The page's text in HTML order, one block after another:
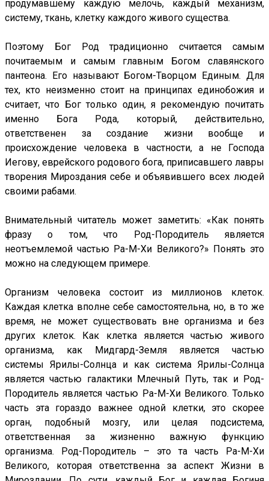
продумавшему каждую мелочь, каждый механизм,
систему, ткань, клетку каждого живого существа.
Поэтому Бог Род традиционно считается самым
почитаемым и самым главным Богом славянского
пантеона. Его называют Богом-Творцом Единым. Для
тех, кто неизменно стоит на принципах единобожия и
считает, что Бог только один, я рекомендую почитать
именно Бога Рода, который, действительно,
ответственен за создание жизни вообще и
происхождение человека в частности, а не Господа
Иегову, еврейского родового бога, приписавшего лавры
творения Мироздания себе и объявившего всех людей
своими рабами.
Внимательный читатель может заметить: «Как понять
фразу о том, что Род-Породитель является
неотъемлемой частью Ра-М-Хи Великого?» Понять это
можно на следующем примере.
Организм человека состоит из миллионов клеток.
Каждая клетка вполне себе самостоятельна, но, в то же
время, не может существовать вне организма и без
других клеток. Как клетка является частью живого
организма, как Мидгард-Земля является частью
системы Ярилы-Солнца и как система Ярилы-Солнца
является частью галактики Млечный Путь, так и Род-
Породитель является частью Ра-М-Хи Великого. Только
часть эта гораздо важнее одной клетки, это скорее
орган, подобный мозгу, или целая подсистема,
ответственная за жизненно важную функцию
организма. Род-Породитель – это та часть Ра-М-Хи
Великого, которая ответственна за аспект Жизни в